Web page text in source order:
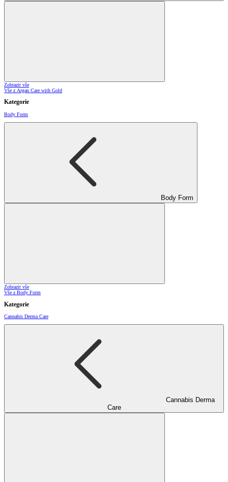
Zobrazit vše
Vše z Argan Care with Gold
Kategorie
Body Form
Body Form
Zobrazit vše
Vše z Body Form
Kategorie
Cannabis Derma Care
Cannabis Derma
Care